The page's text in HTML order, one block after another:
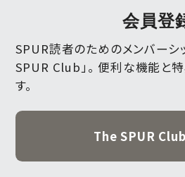
会員登
SPUR読者のためのメンバーシ
SPUR Club」。 便利な機能と
す。
The SPUR Club